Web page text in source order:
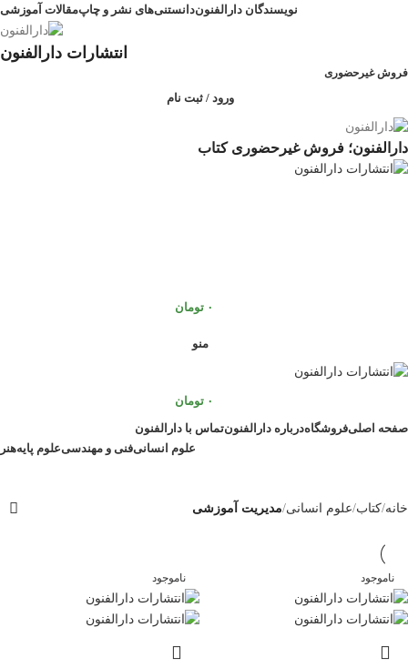
نویسندگان دارالفنوندانستنی‌های نشر و چاپمقالات آموزشی
انتشارات دارالفنون
فروش غیرحضوری
ورود / ثبت نام
دارالفنون؛ فروش غیرحضوری کتاب
۰ تومان
منو
۰ تومان
صفحه اصلیفروشگاهدرباره دارالفنونتماس با دارالفنون
علوم انسانیفنی و مهندسیعلوم پایههنر
خانه کتاب علوم انسانی مدیریت آموزشی
ناموجود ناموجود